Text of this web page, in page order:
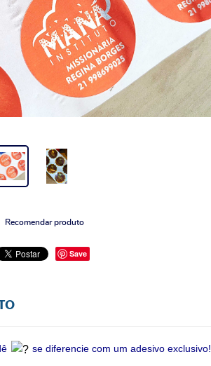
Recomendar produto
Save
se diferencie com um adesivo exclusivo!